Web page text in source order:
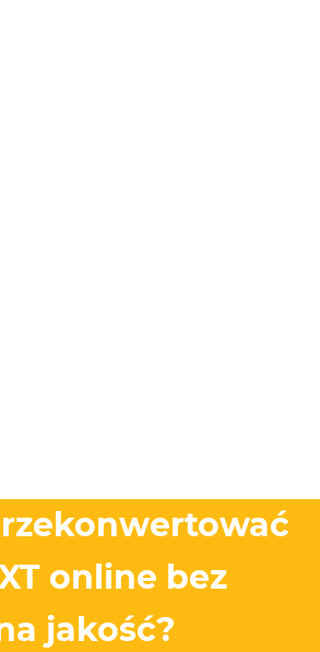
online bez
jakość?